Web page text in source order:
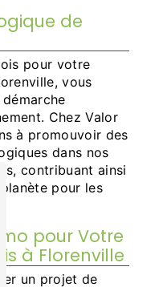
de
pour votre
vous
Chez Valor
à promouvoir des
dans nos
contribuant ainsi
pour les
pour Votre
à Florenville
un projet de